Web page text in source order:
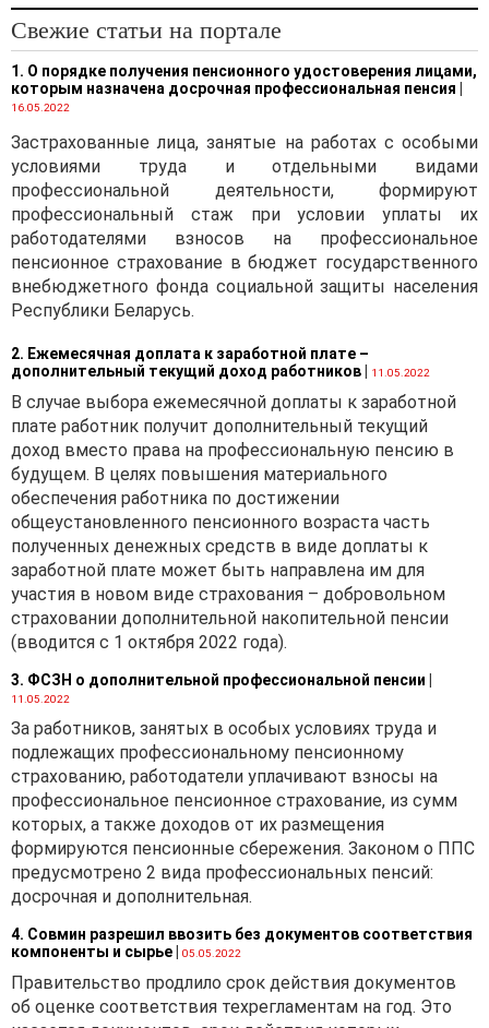
используемых для научной
деятельности (подп. 1.2 п. 1
ст. 239 НК);
земельных участков,
предоставляемых для
строительства объектов
придорожного сервиса и
инженерной
инфраструктуры к ним, а
также земельных участков,
занятых объектами
(подп. 1.23 п. 1 ст. 239 НК);
· уменьшение
подлежащей уплате суммы
земельного налога на сумму
земельного налога,
исчисленную
пропорционально
удельному весу выручки,
полученной от выполнения
работ по строительству
(реконструкции) жилья и
реконструкции объектов
под жилые помещения, в
общем объеме выручки,
полученной от реализации
товаров (работ, услуг),
имущественных прав (п. 5
ст. 239 НК).
С 1 января 2021 г. по
земельному налогу
установлен новый объект
налогообложения–
земельные участки, ранее
и своевременно не
соответствии с
законодательством.
Свежие статьи на портале
1. О порядке получения пенсионного удостоверения лицами,
которым назначена досрочная профессиональная пенсия |
16.05.2022
Застрахованные лица, занятые на работах с особыми
условиями труда и отдельными видами
профессиональной деятельности, формируют
профессиональный стаж при условии уплаты их
работодателями взносов на профессиональное
пенсионное страхование в бюджет государственного
внебюджетного фонда социальной защиты населения
Республики Беларусь.
2. Ежемесячная доплата к заработной плате –
дополнительный текущий доход работников| 11.05.2022
В случае выбора ежемесячной доплаты к заработной
плате работник получит дополнительный текущий
доход вместо права на профессиональную пенсию в
будущем. В целях повышения материального
обеспечения работника по достижении
общеустановленного пенсионного возраста часть
полученных денежных средств в виде доплаты к
заработной плате может быть направлена им для
участия в новом виде страхования – добровольном
страховании дополнительной накопительной пенсии
(вводится с 1 октября 2022 года).
3. ФСЗН о дополнительной профессиональной пенсии |
11.05.2022
За работников, занятых в особых условиях труда и
подлежащих профессиональному пенсионному
страхованию, работодатели уплачивают взносы на
профессиональное пенсионное страхование, из сумм
которых, а также доходов от их размещения
формируются пенсионные сбережения. Законом о ППС
предусмотрено 2 вида профессиональных пенсий:
досрочная и дополнительная.
4. Совмин разрешил ввозить без документов соответствия
компоненты и сырье| 05.05.2022
Правительство продлило срок действия документов
об оценке соответствия техрегламентам на год. Это